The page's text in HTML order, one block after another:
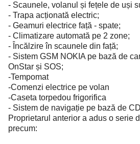
- Scaunele, volanul și fețele de uși
- Trapa acționată electric;
- Geamuri electrice față - spate;
- Climatizare automată pe 2 zone;
- Încălzire în scaunele din față;
- Sistem GSM NOKIA pe bază de
OnStar și SOS;
-Tempomat
-Comenzi electrice pe volan
-Caseta torpedou frigorifica
- Sistem de navigație pe bază de
Proprietarul anterior a adus o serie
precum: